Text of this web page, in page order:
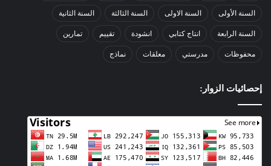
السنة الأولى السنة الاولى السنة الثالثة السنة الثانية
السنة الرابعة انتاج كتابي انشودة تقييم تمارين
محفوظات مدرستي معلقات نماذج
إحصائيات الزوار: